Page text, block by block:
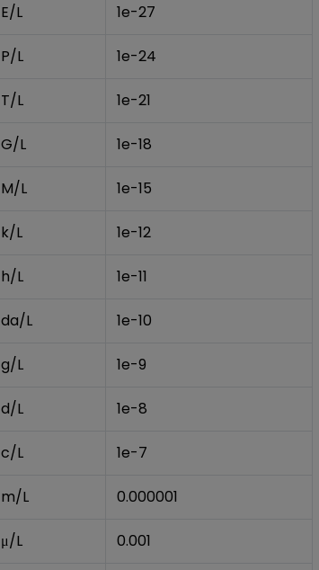
E/L 1e-27
P/L 1e-24
T/L 1e-21
G/L 1e-18
M/L 1e-15
k/L 1e-12
h/L 1e-11
da/L 1e-10
g/L 1e-9
d/L 1e-8
c/L 1e-7
m/L 0.000001
μ/L 0.001